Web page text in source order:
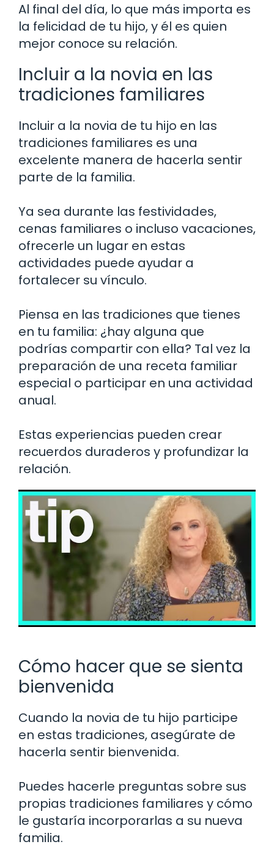
Al final del día, lo que más importa es
la felicidad de tu hijo, y él es quien
mejor conoce su relación.
Incluir a la novia en las
tradiciones familiares
Incluir a la novia de tu hijo en las
tradiciones familiares es una
excelente manera de hacerla sentir
parte de la familia.
Ya sea durante las festividades,
cenas familiares o incluso vacaciones,
ofrecerle un lugar en estas
actividades puede ayudar a
fortalecer su vínculo.
Piensa en las tradiciones que tienes
en tu familia: ¿hay alguna que
podrías compartir con ella? Tal vez la
preparación de una receta familiar
especial o participar en una actividad
anual.
Estas experiencias pueden crear
recuerdos duraderos y profundizar la
relación.
Cómo hacer que se sienta
bienvenida
Cuando la novia de tu hijo participe
en estas tradiciones, asegúrate de
hacerla sentir bienvenida.
Puedes hacerle preguntas sobre sus
propias tradiciones familiares y cómo
le gustaría incorporarlas a su nueva
familia.